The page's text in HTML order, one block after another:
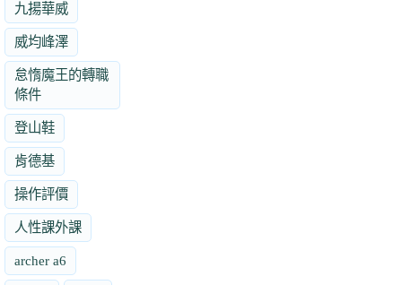
九揚華威
威均峰澤
怠惰魔王的轉職
條件
登山鞋
肯德基
操作評價
人性課外課
archer a6